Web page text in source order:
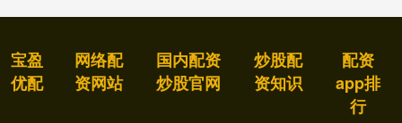
宝盈
优配
网络配
资网站
国内配资
炒股官网
炒股配
资知识
配资
app排
行